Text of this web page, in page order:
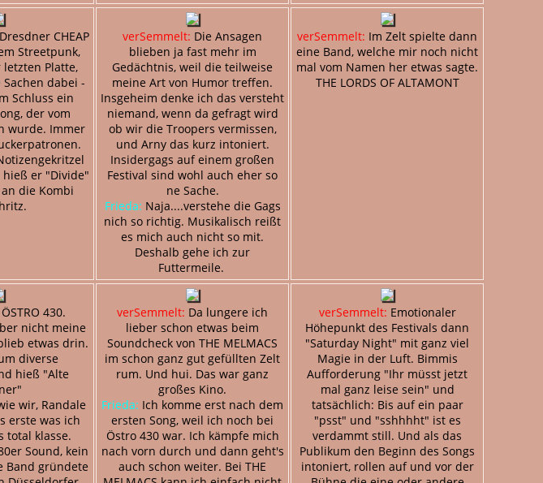
CHEAP
Streetpunk,
Platte,
dabei -
Schluss ein
der vom
wurde. Immer
er "Divide"
die Kombi
verSemmelt: Die Ansagen
blieben ja fast mehr im
Gedächtnis, weil die teilweise
meine Art von Humor treffen.
Insgeheim denke ich das versteht
niemand, wenn da gefragt wird
ob wir die Troopers vermissen,
und Arny das kurz intoniert.
Insidergags auf einem großen
Festival sind wohl auch eher so
ne Sache.
Frieda: Naja....verstehe die Gags
nich so richtig. Musikalisch reißt
es mich auch nicht so mit.
Deshalb gehe ich zur
Futtermeile.
verSemmelt: Im Zelt spielte dann
eine Band, welche mir noch nicht
mal vom Namen her etwas sagte.
THE LORDS OF ALTAMONT
ÖSTRO 430.
nicht meine
etwas drin.
diverse
hieß "Alte
wir, Randale
erste was ich
total klasse.
Sound, kein
Band gründete
verSemmelt: Da lungere ich
lieber schon etwas beim
Soundcheck von THE MELMACS
im schon ganz gut gefüllten Zelt
rum. Und hui. Das war ganz
großes Kino.
Frieda: Ich komme erst nach dem
ersten Song, weil ich noch bei
Östro 430 war. Ich kämpfe mich
nach vorn durch und dann geht's
auch schon weiter. Bei THE
verSemmelt: Emotionaler
Höhepunkt des Festivals dann
"Saturday Night" mit ganz viel
Magie in der Luft. Bimmis
Aufforderung "Ihr müsst jetzt
mal ganz leise sein" und
tatsächlich: Bis auf ein paar
"psst" und "sshhhht" ist es
verdammt still. Und als das
Publikum den Beginn des Songs
intoniert, rollen auf und vor der